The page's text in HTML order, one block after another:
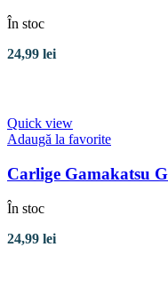
În stoc
24,99 lei
Quick view
Adaugă la favorite
Carlige Gamakatsu
În stoc
24,99 lei